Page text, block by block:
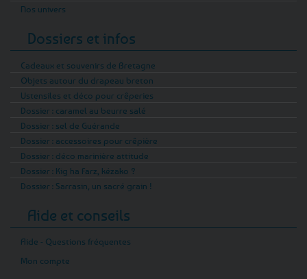
Nos univers
Dossiers et infos
Cadeaux et souvenirs de Bretagne
Objets autour du drapeau breton
Ustensiles et déco pour crêperies
Dossier : caramel au beurre salé
Dossier : sel de Guérande
Dossier : accessoires pour crêpière
Dossier : déco marinière attitude
Dossier : Kig ha Farz, kézako ?
Dossier : Sarrasin, un sacré grain !
Aide et conseils
Aide - Questions fréquentes
Mon compte